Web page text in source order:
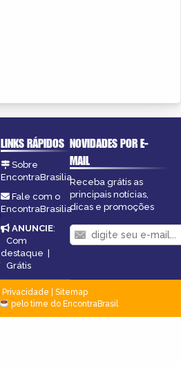
LINKS RÁPIDOS
Sobre
EncontraBrasilia
Fale com o
EncontraBrasilia
ANUNCIE:
Com
destaque
Grátis
NOVIDADES POR E-
MAIL
Receba grátis as
principais notícias,
dicas e promoções
Privacidade
Sitemap
pelo time do EncontraBrasil